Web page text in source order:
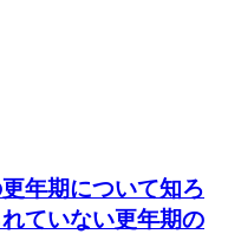
年期について知ろ
ていない更年期の